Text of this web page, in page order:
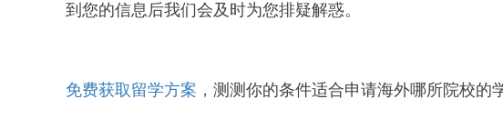
到您的信息后我们会及时为您排疑解惑。
免费获取留学方案 ， 测测你的条件适合申请海外哪所院校的